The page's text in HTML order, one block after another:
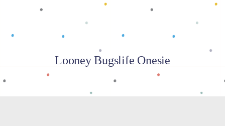
Looney Bugslife Onesie